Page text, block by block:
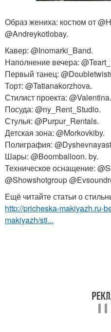
Образ жениха: костюм от
@Andreykotlobay.
Кавер: @Inomarki_Band.
Наполнение вечера:
Первый танец:
Торт: @Tatianakorzhova.
Стилист проекта:
Посуда: @ny_Rent_Studio.
Стулья: @Purpur_Rentals.
Детская зона: @Morkovkiby.
Полиграфия:
Шары: @Boomballoon. by.
Техническое оснащение:
@Showshotgroup
Ещё читайте статьи о
http://pricheska-makiyazh.ru-
makiyazh/sti...